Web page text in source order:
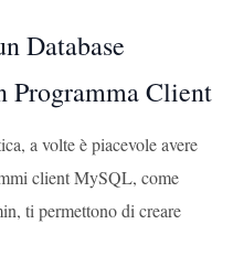
Database
Client
a volte è piacevole avere
client MySQL, come
ti permettono di creare